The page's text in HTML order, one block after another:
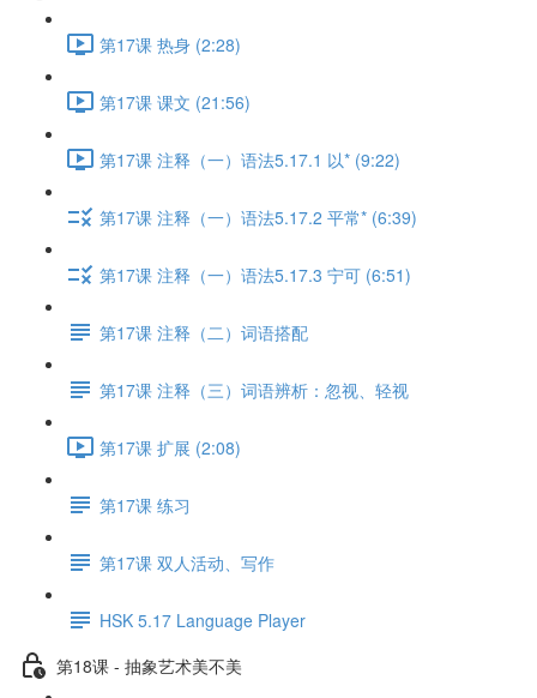
第17课 热身 (2:28)
第17课 课文 (21:56)
第17课 注释（一）语法5.17.1 以* (9:22)
第17课 注释（一）语法5.17.2 平常* (6:39)
第17课 注释（一）语法5.17.3 宁可 (6:51)
第17课 注释（二）词语搭配
第17课 注释（三）词语辨析：忽视、轻视
第17课 扩展 (2:08)
第17课 练习
第17课 双人活动、写作
HSK 5.17 Language Player
第18课 - 抽象艺术美不美